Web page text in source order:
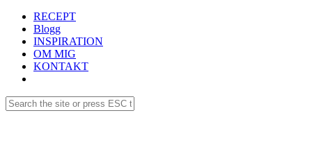
RECEPT
Blogg
INSPIRATION
OM MIG
KONTAKT